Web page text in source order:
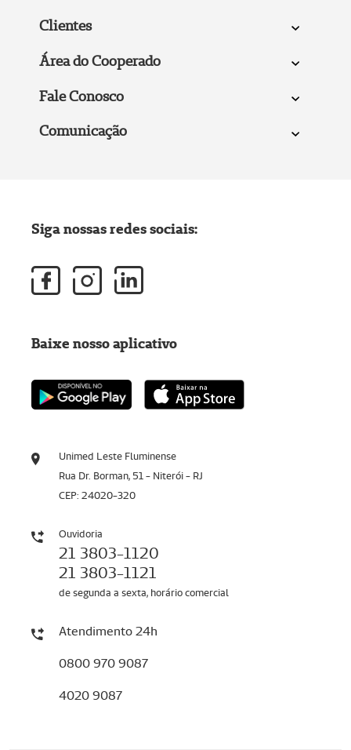
Clientes
Área do Cooperado
Fale Conosco
Comunicação
Unimed Leste Fluminense
Rua Dr. Borman, 51 - Niterói - RJ
CEP: 24020-320
Ouvidoria
21 3803-1120
21 3803-1121
de segunda a sexta, horário comercial
Atendimento 24h
0800 970 9087
4020 9087
Siga nossas redes sociais:
Baixe nosso aplicativo